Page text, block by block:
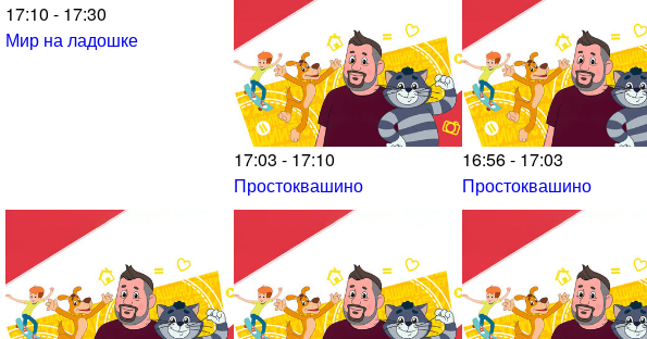
17:10 - 17:30
Мир на ладошке
17:03 - 17:10
Простоквашино
16:56 - 17:03
Простоквашино